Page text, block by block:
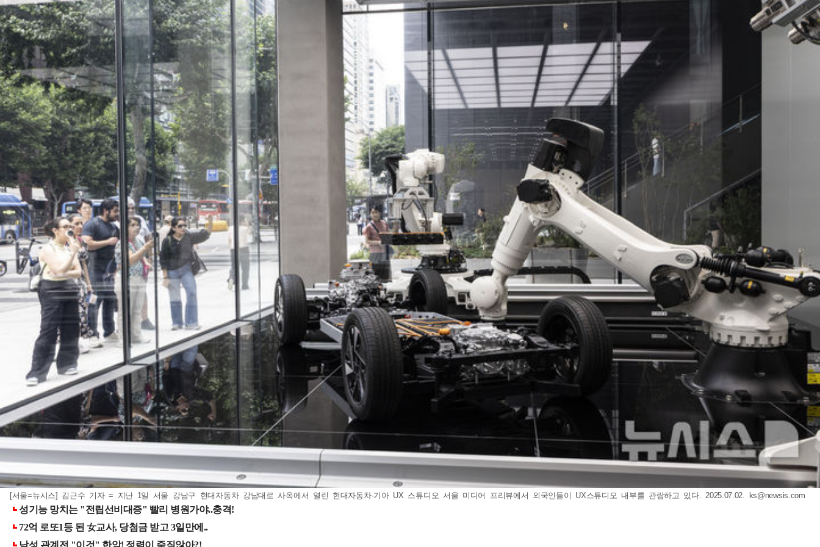
[서울=뉴시스] 김근수 기자 = 지난 1일 서울 강남구 현대자동차 강남대로 사옥에서 열린 현대자동차·기아 UX 스튜디오 서울 미디어 프리뷰에서 외국인들이 UX스튜디오 내부를 관람하고 있다. 2025.07.02. ks@newsis.com